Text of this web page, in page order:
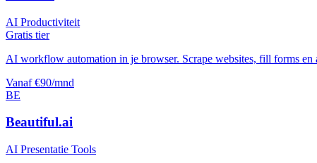
AI Productiviteit
Gratis tier
AI workflow automation in je browser. Scrape websites, fill forms en
Vanaf €90/mnd
BE
Beautiful.ai
AI Presentatie Tools